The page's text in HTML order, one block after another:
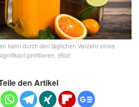
kann durch den täglichen Verzehr eines
profitieren. (Bild:
den Artikel